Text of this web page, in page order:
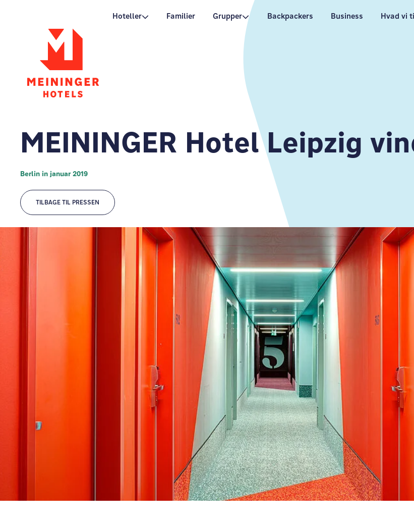
P Hoteller Familier Grupper Backpackers Business Hvad vi
MEININGER Hotel Leipzig
Berlin in januar 2019
TILBAGE TIL PRESSEN